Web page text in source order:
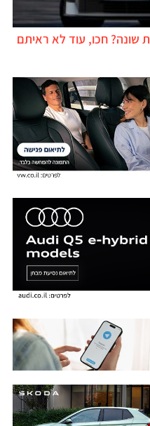
שונה? חכו, עוד לא ראיתם